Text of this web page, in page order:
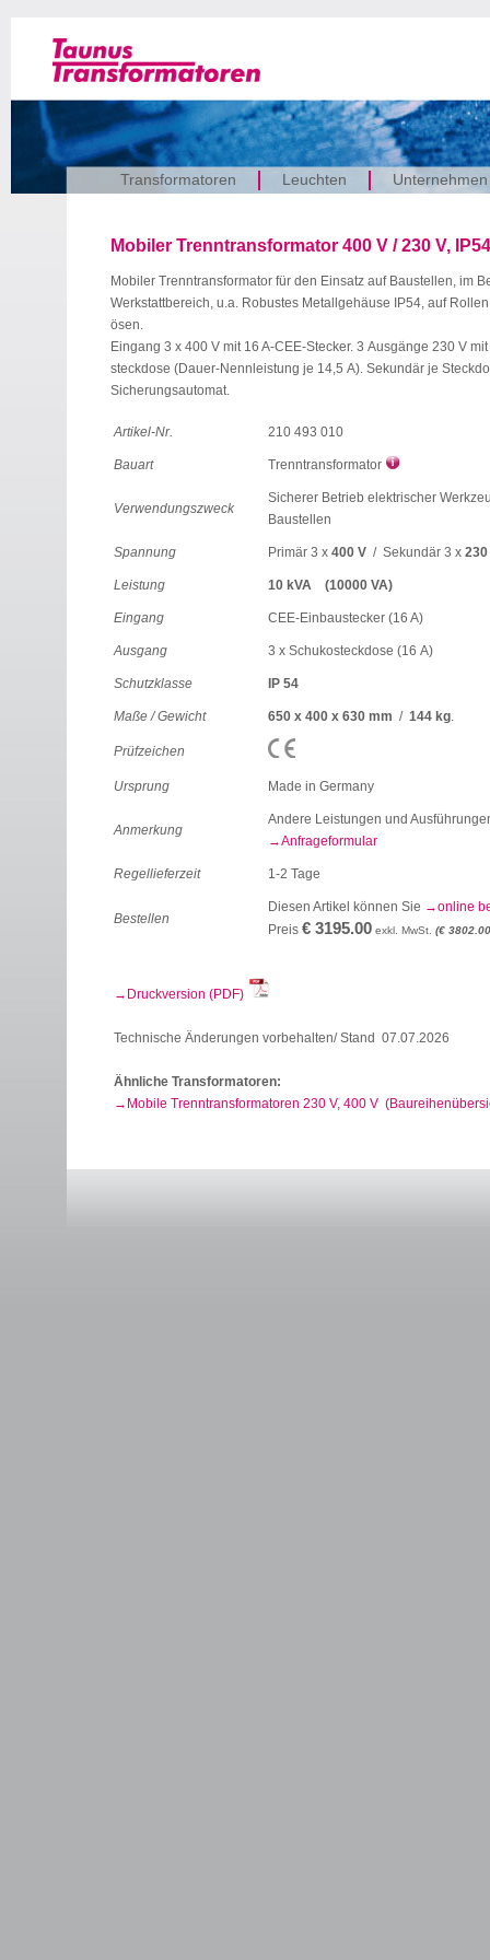
Transformatoren Leuchten Unternehmen
Mobiler Trenntransformator 400 V / 230 V,
Mobiler Trenntransformator für den Einsatz auf Baustellen, im
Werkstatt­bereich, u.a. Robustes Metallgehäuse IP54, auf
ösen.
Eingang 3 x 400 V mit 16 A-CEE-Stecker. 3 Ausgänge 230 V
steckdose (Dauer-Nennleistung je 14,5 A). Sekundär je
Sicherungsautomat.
Artikel-Nr. 210 493 010
Bauart Trenntransformator
Verwendungszweck
Sicherer Betrieb elektrischer
Baustellen
Spannung Primär 3 x 400 V / Sekundär 3 x 230
Leistung 10 kVA (10000 VA)
Eingang CEE-Einbaustecker (16 A)
Ausgang 3 x Schukosteckdose (16 A)
Schutzklasse IP 54
Maße / Gewicht 650 x 400 x 630 mm / 144 kg.
Prüfzeichen
Ursprung Made in Germany
Anmerkung
Andere Leistungen und
Anfrageformular
Regellieferzeit 1-2 Tage
Bestellen
Diesen Artikel können Sie
online
Preis € 3195.00 exkl. MwSt. (€
Druckversion (PDF)
Technische Änderungen vorbehalten/ Stand 07.07.2026
Ähnliche Transformatoren:
Mobile Trenntransformatoren 230 V, 400 V